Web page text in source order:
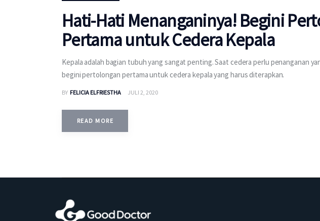
Hati-Hati Menanganinya! Begini
Pertama untuk Cedera Kepala
Kepala adalah bagian tubuh yang sangat penting. Saat cedera perlu penanganan
begini pertolongan pertama untuk cedera kepala yang harus diterapkan.
BY FELICIA ELFRIESTHA JULI 2, 2020
READ MORE